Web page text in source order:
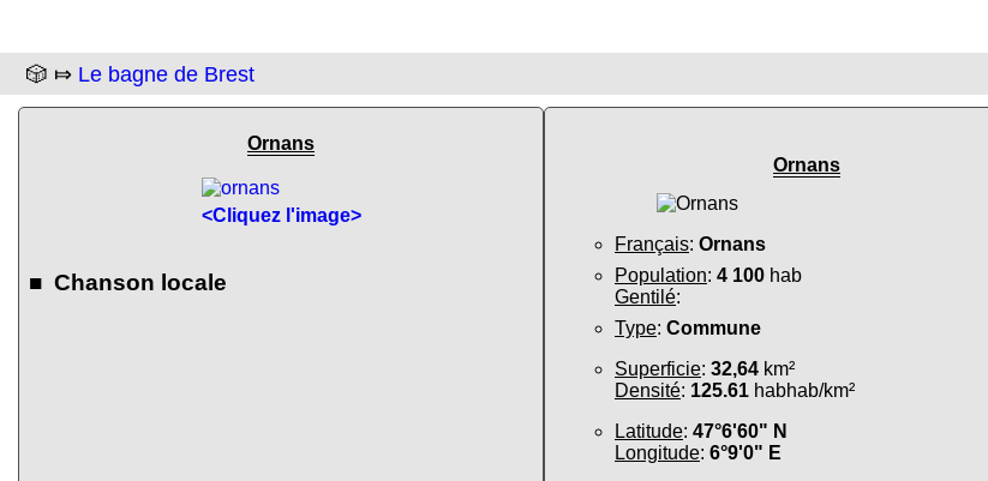
🎲 ⤇ Le bagne de Brest
Ornans
<Cliquez l'image>
■ Chanson locale
Ornans
Français: Ornans
Population: 4 100 hab
Gentilé:
Type: Commune
Superficie: 32,64 km²
Densité: 125.61 habhab/km²
Latitude: 47°6'60" N
Longitude: 6°9'0" E